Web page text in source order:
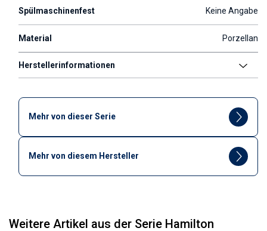
Spülmaschinenfest Keine Angabe
Material Porzellan
Herstellerinformationen
Mehr von dieser Serie
Mehr von diesem Hersteller
Weitere Artikel aus der Serie Hamilton